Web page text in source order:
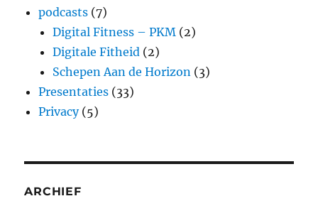
podcasts (7)
Digital Fitness – PKM (2)
Digitale Fitheid (2)
Schepen Aan de Horizon (3)
Presentaties (33)
Privacy(5)
ARCHIEF